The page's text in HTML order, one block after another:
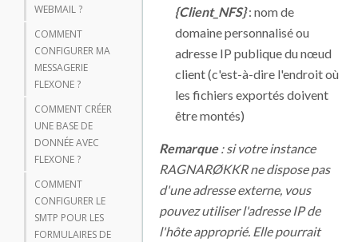
WEBMAIL ?
COMMENT
CONFIGURER MA
MESSAGERIE
FLEXONE ?
COMMENT CRÉER
UNE BASE DE
DONNÉE AVEC
FLEXONE ?
COMMENT
CONFIGURER LE
SMTP POUR LES
FORMULAIRES DE
{Client_NFS}: nom de
domaine personnalisé ou
adresse IP publique du nœud
client (c'est-à-dire l'endroit où
les fichiers exportés doivent
être montés)
Remarque: si votre instance
RAGNARØKKR ne dispose pas
d'une adresse externe, vous
pouvez utiliser l'adresse IP de
l'hôte approprié. Elle pourrait